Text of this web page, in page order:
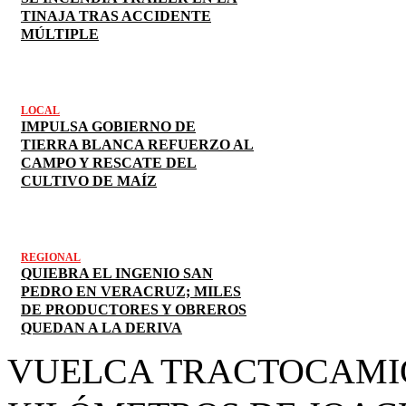
TINAJA TRAS ACCIDENTE
MÚLTIPLE
LOCAL
IMPULSA GOBIERNO DE
TIERRA BLANCA REFUERZO AL
CAMPO Y RESCATE DEL
CULTIVO DE MAÍZ
REGIONAL
QUIEBRA EL INGENIO SAN
PEDRO EN VERACRUZ; MILES
DE PRODUCTORES Y OBREROS
QUEDAN A LA DERIVA
VUELCA